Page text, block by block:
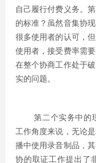
自己履行付费义务。
的标准？虽然音集协
很多使用者的认可，
使用者，接受费率需
在整个协商工作处于
实的问题。
第二个实务中的
工作角度来说，无论
播中使用录音制品，
协的取证工作提出了